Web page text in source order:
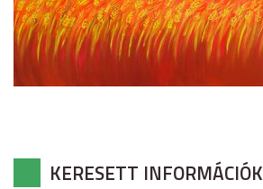
KERESETT INFORMÁCIÓK